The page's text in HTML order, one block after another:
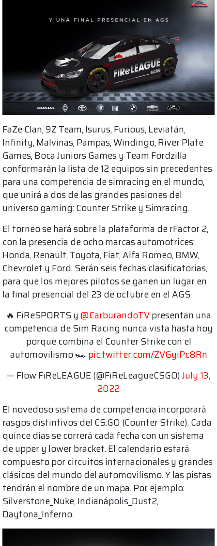
FaZe Clan, 9Z Team, Isurus, Furious, Leviatán,
Infinity, Malvinas, Pampas, Windingo, River Plate
Games, Boca Juniors Games y Team Fordzilla
conformarán la lista de 12 equipos sin precedentes
para una competencia de simracing en el mundo,
que unirá a dos de las grandes pasiones del
universo gaming: Counter Strike y Simracing.
El torneo se hará sobre la plataforma de rFactor 2,
con la presencia de ocho marcas automotrices:
Honda, Renault, Toyota, Fiat, Alfa Romeo, BMW,
Chevrolet y Ford. Serán seis fechas clasificatorias,
para que los mejores pilotos se ganen un lugar en
la final presencial del 23 de octubre en el AGS.
🔥 FiReSPORTS y @CarburandoTVpresentan una
competencia de Sim Racing nunca vista hasta hoy
porque combina el Counter Strike con el
automovilismo 🏎️ pic.twitter.com/ZVGyiPc8Rn
— Flow FiReLEAGUE (@FiReLeagueCSGO)July 13,
2022
El novedoso sistema de competencia incorporará
rasgos distintivos del CS:GO (Counter Strike). Cada
quince días se correrá cada fecha con un sistema
de upper y lower bracket. El calendario estará
compuesto por circuitos internacionales y grandes
clásicos del mundo del automovilismo. Y las pistas
tendrán el nombre de un mapa. Por ejemplo:
Silverstone_Nuke, Indianápolis_Dust2,
Daytona_Inferno.